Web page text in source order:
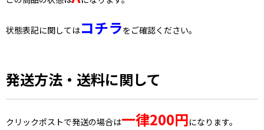
状態表記に関してはコチラをご確認ください。
発送方法・送料に関して
クリックポストで発送の場合は一律200円になります。